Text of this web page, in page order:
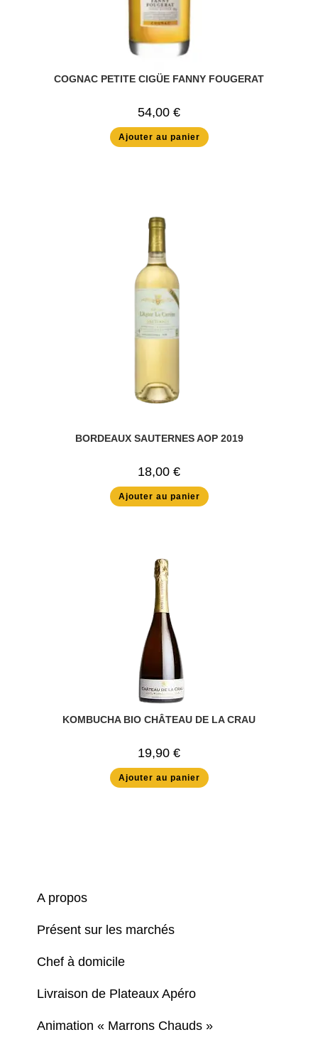
COGNAC PETITE CIGÜE FANNY FOUGERAT
54,00 €
Ajouter au panier
BORDEAUX SAUTERNES AOP 2019
18,00 €
Ajouter au panier
KOMBUCHA BIO CHÂTEAU DE LA CRAU
19,90 €
Ajouter au panier
A propos
Présent sur les marchés
Chef à domicile
Livraison de Plateaux Apéro
Animation « Marrons Chauds »